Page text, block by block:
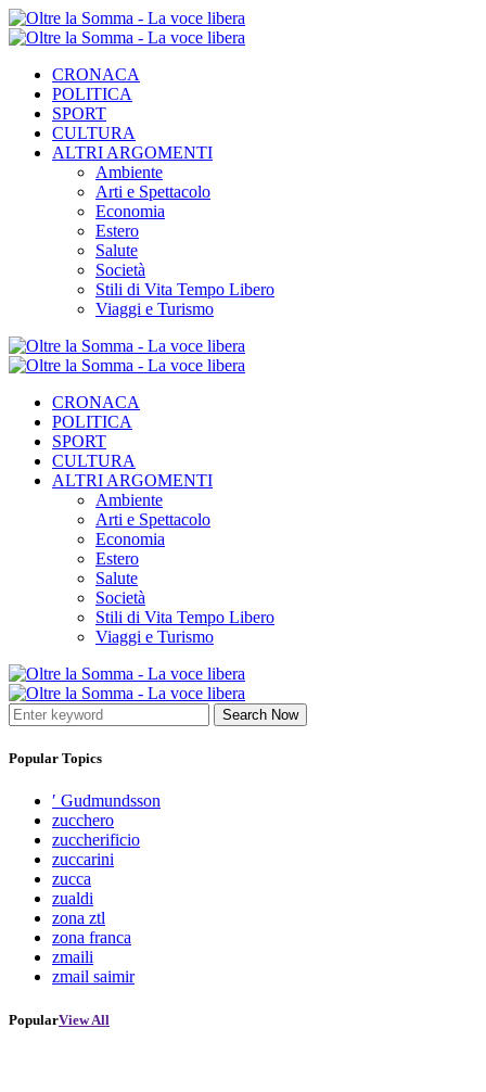
CRONACA
POLITICA
SPORT
CULTURA
ALTRI ARGOMENTI
Ambiente
Arti e Spettacolo
Economia
Estero
Salute
Società
Stili di Vita Tempo Libero
Viaggi e Turismo
CRONACA
POLITICA
SPORT
CULTURA
ALTRI ARGOMENTI
Ambiente
Arti e Spettacolo
Economia
Estero
Salute
Società
Stili di Vita Tempo Libero
Viaggi e Turismo
Search Now
Popular Topics
′ Gudmundsson
zucchero
zuccherificio
zuccarini
zucca
zualdi
zona ztl
zona franca
zmaili
zmail saimir
PopularView All